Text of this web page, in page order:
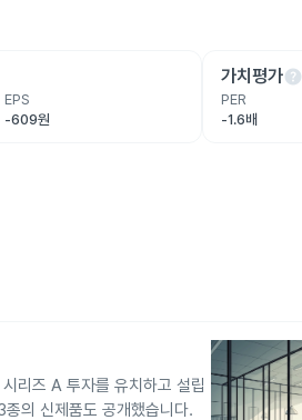
EPS
-609원
가치평가help
PER
-1.6배
리즈 A 투자를 유치하고 설립
의 신제품도 공개했습니다.